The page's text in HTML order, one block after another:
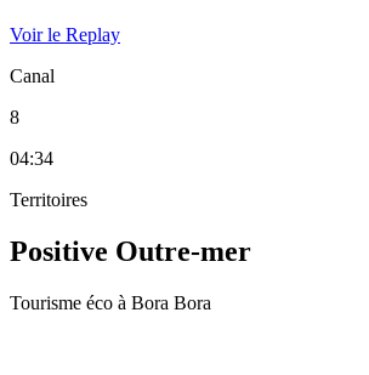
Voir le Replay
Canal
8
04:34
Territoires
Positive Outre-mer
Tourisme éco à Bora Bora